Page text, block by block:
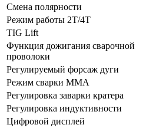
Смена полярности
Режим работы 2Т/4Т
TIG Lift
Функция дожигания сварочной
проволоки
Регулируемый форсаж дуги
Режим сварки ММА
Регулировка заварки кратера
Регулировка индуктивности
Цифровой дисплей